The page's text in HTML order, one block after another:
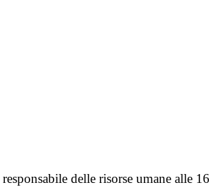
delle risorse umane alle